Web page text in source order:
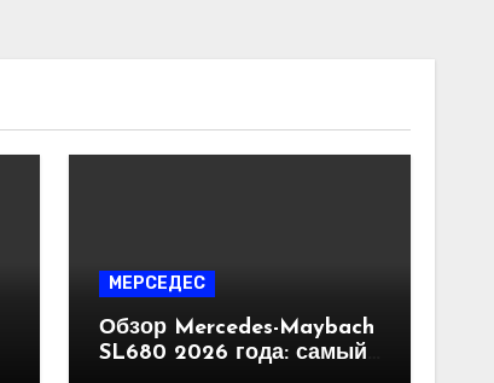
МЕРСЕДЕС
Обзор Mercedes-Maybach
SL680 2026 года: самый